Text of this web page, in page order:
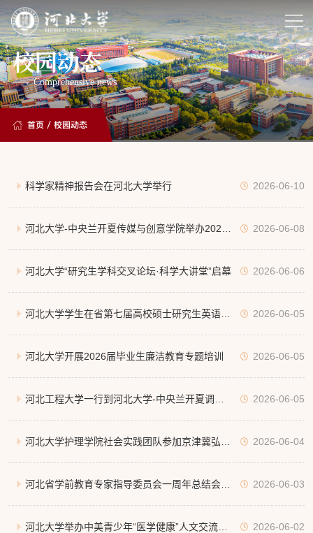
校园动态
Comprehensive news
首页 /校园动态
科学家精神报告会在河北大学举行 2026-06-10
河北大学-中央兰开夏传媒与创意学院举办2026
届毕业作品展演
2026-06-08
河北大学“研究生学科交叉论坛·科学大讲堂”启幕 2026-06-06
河北大学学生在省第七届高校硕士研究生英语翻
译大赛中斩获多项大奖
2026-06-05
河北大学开展2026届毕业生廉洁教育专题培训 2026-06-05
河北工程大学一行到河北大学-中央兰开夏调研
交流
2026-06-05
河北大学护理学院社会实践团队参加京津冀弘扬
科学家精神宣讲团授旗仪式
2026-06-04
河北省学前教育专家指导委员会一周年总结会议
在河北大学召开
2026-06-03
河北大学举办中美青少年“医学健康”人文交流活 2026-06-02